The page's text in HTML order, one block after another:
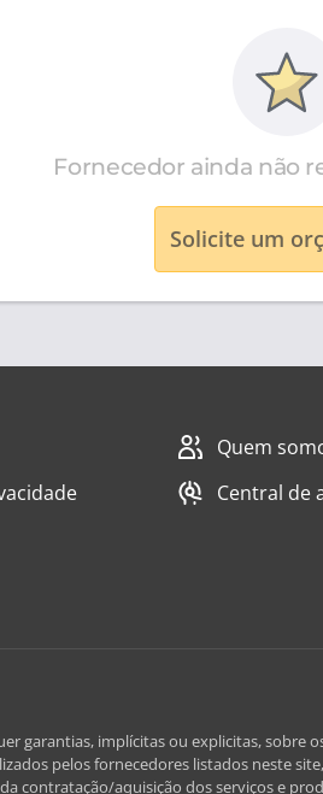
Fornecedor ainda não
Solicite um
Quem
Central de
garantias, implícitas ou explicitas, sobre
pelos fornecedores listados neste
contratação/aquisição dos serviços e